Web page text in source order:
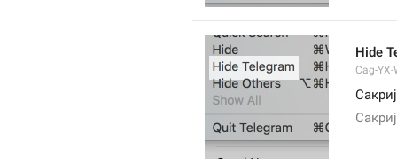
Hide
Cag-